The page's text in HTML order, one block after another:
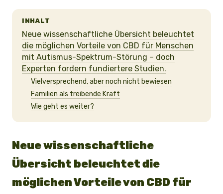
INHALT
Neue wissenschaftliche Übersicht beleuchtet
die möglichen Vorteile von CBD für Menschen
mit Autismus-Spektrum-Störung – doch
Experten fordern fundiertere Studien.
Vielversprechend, aber noch nicht bewiesen
Familien als treibende Kraft
Wie geht es weiter?
Neue wissenschaftliche
Übersicht beleuchtet die
möglichen Vorteile von CBD für